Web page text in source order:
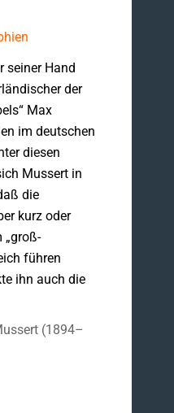
seiner Hand
der
Max
im deutschen
diesen
Mussert in
die
kurz oder
„groß-
führen
ihn auch die
(1894–